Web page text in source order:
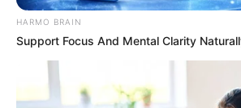
HARMO BRAIN
Support Focus And Mental Clarity